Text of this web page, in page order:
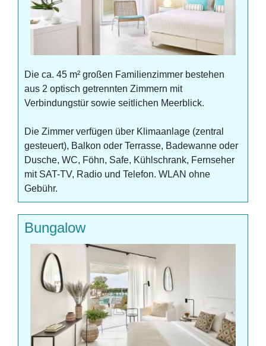
Die ca. 45 m² großen Familienzimmer bestehen
aus 2 optisch getrennten Zimmern mit
Verbindungstür sowie seitlichen Meerblick.
Die Zimmer verfügen über Klimaanlage (zentral
gesteuert), Balkon oder Terrasse, Badewanne oder
Dusche, WC, Föhn, Safe, Kühlschrank, Fernseher
mit SAT-TV, Radio und Telefon. WLAN ohne
Gebühr.
Bungalow